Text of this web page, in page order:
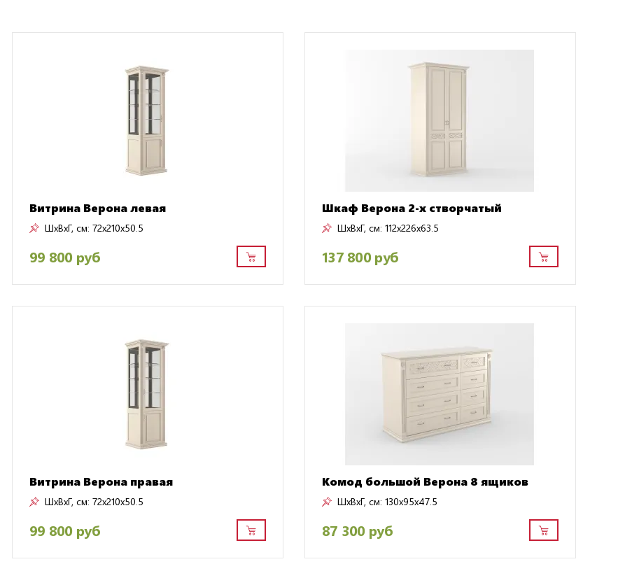
Витрина Верона левая
ШxВxГ, см: 72x210x50.5
99 800 руб
Шкаф Верона 2-х створчатый
ШxВxГ, см: 112x226x63.5
137 800 руб
Витрина Верона правая
ШxВxГ, см: 72x210x50.5
99 800 руб
Комод большой Верона 8 ящиков
ШxВxГ, см: 130x95x47.5
87 300 руб